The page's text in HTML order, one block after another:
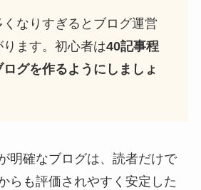
なりすぎるとブログ運営
ます。初心者は40記事程
グを作るようにしましょ
明確なブログは、読者だけで
らも評価されやすく安定した